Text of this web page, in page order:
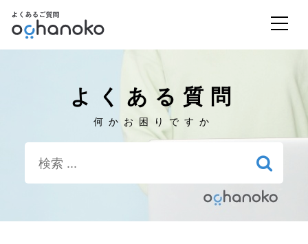
よくある質問
何かお困りですか